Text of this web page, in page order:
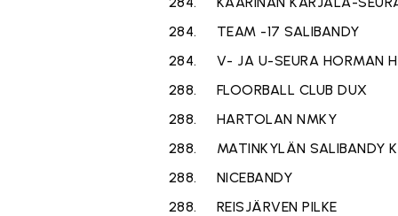
284.
TEAM -17 SALIBANDY
284.
V- JA U-SEURA HORMAN
288.
FLOORBALL CLUB DUX
288.
HARTOLAN NMKY
288.
MATINKYLÄN SALIBANDY
288.
NICEBANDY
288.
REISJÄRVEN PILKE